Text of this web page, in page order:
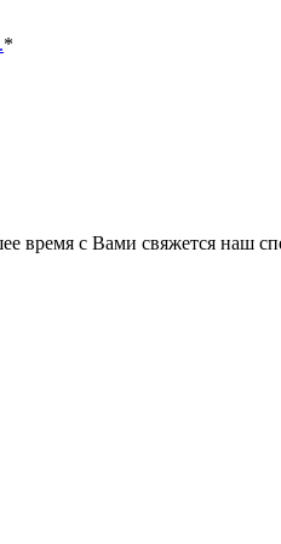
*
время с Вами свяжется наш